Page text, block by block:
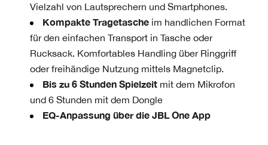
Vielzahl von Lautsprechern und Smartphones.
Kompakte Tragetascheim handlichen Format
für den einfachen Transport in Tasche oder
Rucksack. Komfortables Handling über Ringgriff
oder freihändige Nutzung mittels Magnetclip.
Bis zu 6 Stunden Spielzeitmit dem Mikrofon
und 6 Stunden mit dem Dongle
EQ-Anpassung über die JBL One App